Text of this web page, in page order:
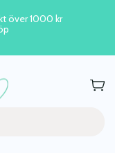
över 1000 kr